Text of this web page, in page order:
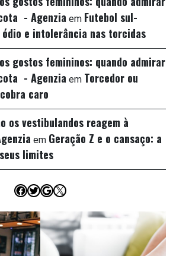
- Agenzia em Futebol sul-
e intolerância nas torcidas
gostos femininos: quando admirar
- Agenzia em Torcedor ou
caro
os vestibulandos reagem à
em Geração Z e o cansaço: a
limites
Facebook
Twitter
Google
X